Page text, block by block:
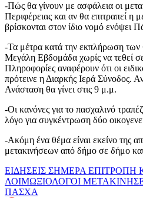
-Πώς θα γίνουν με ασφάλεια οι
Περιφέρειας και αν θα επιτραπεί η
βρίσκονται στον ίδιο νομό ενόψει
-Τα μέτρα κατά την εκπλήρωση των
Μεγάλη Εβδομάδα χωρίς να τεθεί
Πληροφορίες αναφέρουν ότι οι
πρότεινε η Διαρκής Ιερά Σύνοδος.
Ανάσταση θα γίνει στις 9 μ.μ.
-Οι κανόνες για το πασχαλινό
λόγο για συγκέντρωση δύο
-Ακόμη ένα θέμα είναι εκείνο της
μετακινήσεων από δήμο σε δήμο και
ΕΙΔΗΣΕΙΣ ΣΗΜΕΡΑ ΕΠΙΤΡΟΠΗ
ΛΟΙΜΩΞΙΟΛΟΓΟΙ
ΠΑΣΧΑ